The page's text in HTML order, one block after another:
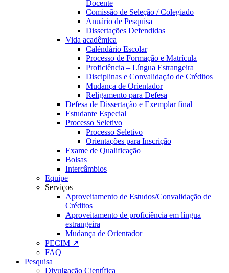
Docente
Comissão de Seleção / Colegiado
Anuário de Pesquisa
Dissertações Defendidas
Vida acadêmica
Caléndário Escolar
Processo de Formação e Matrícula
Proficiência – Língua Estrangeira
Disciplinas e Convalidação de Créditos
Mudança de Orientador
Religamento para Defesa
Defesa de Dissertação e Exemplar final
Estudante Especial
Processo Seletivo
Processo Seletivo
Orientações para Inscrição
Exame de Qualificação
Bolsas
Intercâmbios
Equipe
Serviços
Aproveitamento de Estudos/Convalidação de
Créditos
Aproveitamento de proficiência em língua
estrangeira
Mudança de Orientador
PECIM ↗
FAQ
Pesquisa
Divulgação Científica